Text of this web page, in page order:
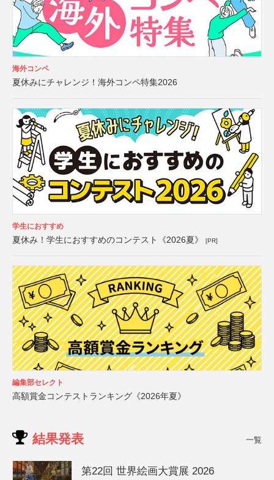
海外コンペ
夏休みにチャレンジ！海外コンペ特集2026
学生におすすめ
夏休み！学生におすすめのコンテスト《2026夏》 [PR]
編集部セレクト
高額賞金コンテストランキング《2026年夏》
結果発表 一覧
第22回 世界絵画大賞展 2026